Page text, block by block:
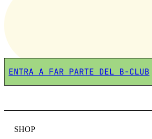
ENTRA A FAR PARTE DEL B-CLUB
SHOP